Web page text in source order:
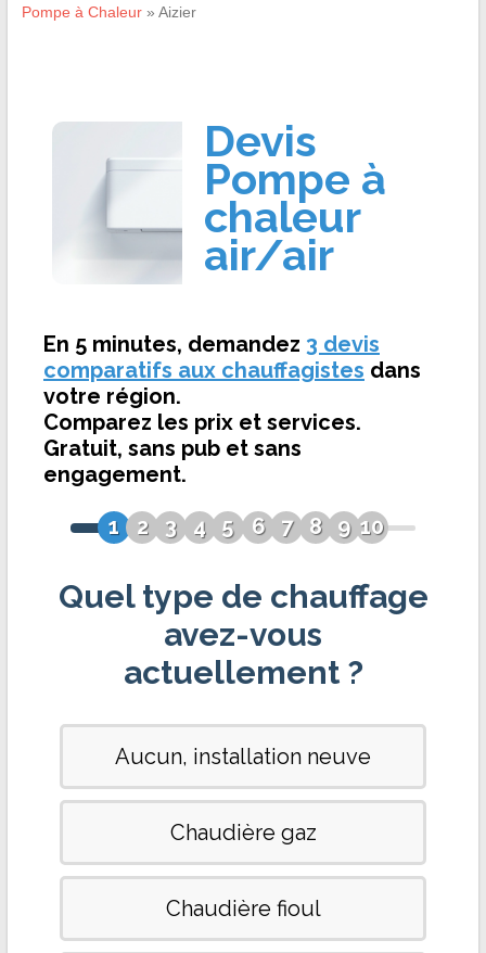
Pompe à Chaleur» Aizier